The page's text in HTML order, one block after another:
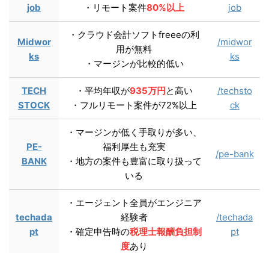
job
・リモート案件80%以上
job
Midwor
ks
・クラウド会計ソフトfreeeの利
用が無料
・マージンが比較的低い
/midwor
ks
TECH
STOCK
・平均年収が935万円と高い
・フルリモート案件が72%以上
/techsto
ck
PE-
BANK
・マージンが低く手取りが多い、
福利厚生も充実
・地方の案件も豊富に取り扱って
いる
/pe-bank
techada
pt
・エージェント全員がエンジニア
経験者
・確定申告時の税理士報酬負担制
度あり
/techada
pt